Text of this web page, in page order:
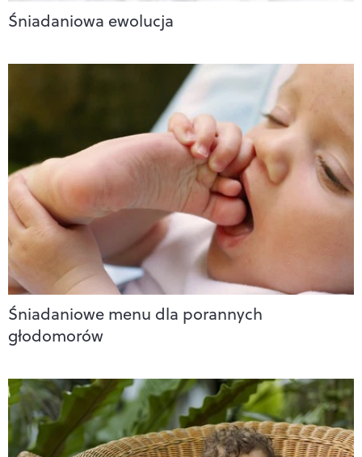
Śniadaniowa ewolucja
Śniadaniowe menu dla porannych
głodomorów